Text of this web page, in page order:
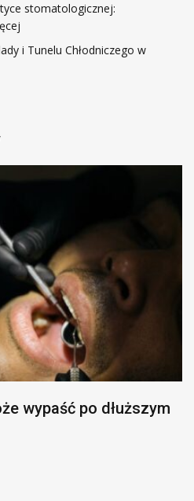
stomatologicznej:
i Tunelu Chłodniczego w
wypaść po dłuższym